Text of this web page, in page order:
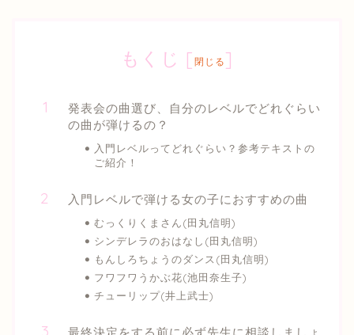
もくじ [ 閉じる ]
発表会の曲選び、自分のレベルでどれぐらい
の曲が弾けるの？
入門レベルってどれぐらい？参考テキストの
ご紹介！
入門レベルで弾ける女の子におすすめの曲
むっくりくまさん(田丸信明)
シンデレラのおはなし(田丸信明)
もんしろちょうのダンス(田丸信明)
フワフワうかぶ花(池田奈生子)
チューリップ(井上武士)